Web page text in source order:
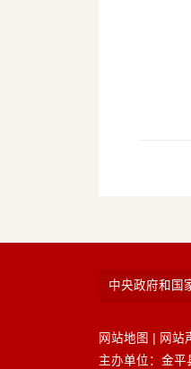
中央政府和国
网站地图 网站
主办单位：金平